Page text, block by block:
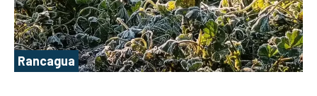
Rancagua